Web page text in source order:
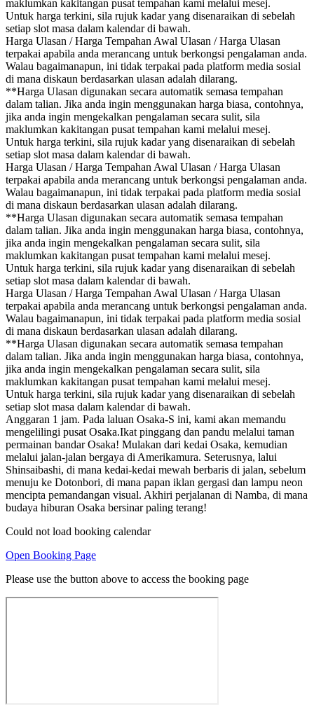
maklumkan kakitangan pusat tempahan kami melalui mesej.
Untuk harga terkini, sila rujuk kadar yang disenaraikan di sebelah
setiap slot masa dalam kalendar di bawah.
Harga Ulasan / Harga Tempahan Awal Ulasan / Harga Ulasan
terpakai apabila anda merancang untuk berkongsi pengalaman anda.
Walau bagaimanapun, ini tidak terpakai pada platform media sosial
di mana diskaun berdasarkan ulasan adalah dilarang.
**Harga Ulasan digunakan secara automatik semasa tempahan
dalam talian. Jika anda ingin menggunakan harga biasa, contohnya,
jika anda ingin mengekalkan pengalaman secara sulit, sila
maklumkan kakitangan pusat tempahan kami melalui mesej.
Untuk harga terkini, sila rujuk kadar yang disenaraikan di sebelah
setiap slot masa dalam kalendar di bawah.
Harga Ulasan / Harga Tempahan Awal Ulasan / Harga Ulasan
terpakai apabila anda merancang untuk berkongsi pengalaman anda.
Walau bagaimanapun, ini tidak terpakai pada platform media sosial
di mana diskaun berdasarkan ulasan adalah dilarang.
**Harga Ulasan digunakan secara automatik semasa tempahan
dalam talian. Jika anda ingin menggunakan harga biasa, contohnya,
jika anda ingin mengekalkan pengalaman secara sulit, sila
maklumkan kakitangan pusat tempahan kami melalui mesej.
Untuk harga terkini, sila rujuk kadar yang disenaraikan di sebelah
setiap slot masa dalam kalendar di bawah.
Harga Ulasan / Harga Tempahan Awal Ulasan / Harga Ulasan
terpakai apabila anda merancang untuk berkongsi pengalaman anda.
Walau bagaimanapun, ini tidak terpakai pada platform media sosial
di mana diskaun berdasarkan ulasan adalah dilarang.
**Harga Ulasan digunakan secara automatik semasa tempahan
dalam talian. Jika anda ingin menggunakan harga biasa, contohnya,
jika anda ingin mengekalkan pengalaman secara sulit, sila
maklumkan kakitangan pusat tempahan kami melalui mesej.
Untuk harga terkini, sila rujuk kadar yang disenaraikan di sebelah
setiap slot masa dalam kalendar di bawah.
Anggaran 1 jam. Pada laluan Osaka-S ini, kami akan memandu
mengelilingi pusat Osaka.Ikat pinggang dan pandu melalui taman
permainan bandar Osaka! Mulakan dari kedai Osaka, kemudian
melalui jalan-jalan bergaya di Amerikamura. Seterusnya, lalui
Shinsaibashi, di mana kedai-kedai mewah berbaris di jalan, sebelum
menuju ke Dotonbori, di mana papan iklan gergasi dan lampu neon
mencipta pemandangan visual. Akhiri perjalanan di Namba, di mana
budaya hiburan Osaka bersinar paling terang!
Could not load booking calendar
Open Booking Page
Please use the button above to access the booking page